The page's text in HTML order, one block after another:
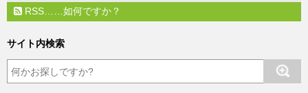
RSS……如何ですか？
サイト内検索